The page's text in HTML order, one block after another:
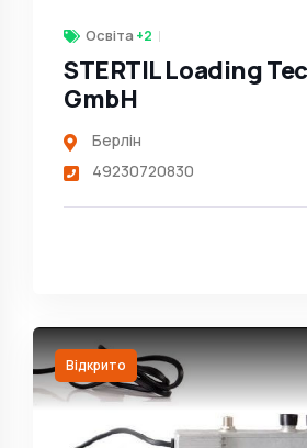
Освіта +2
STERTIL Loading
GmbH
Берлін
49230720830
Відкрито